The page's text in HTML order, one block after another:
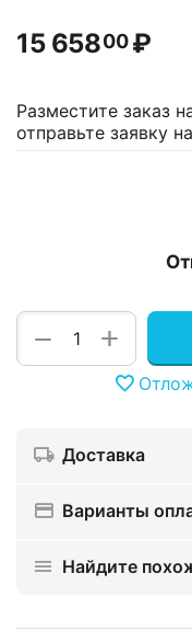
15 65800 ₽
Разместите заказ
отправьте заявку
+
−
Доставка
Варианты
Найдите